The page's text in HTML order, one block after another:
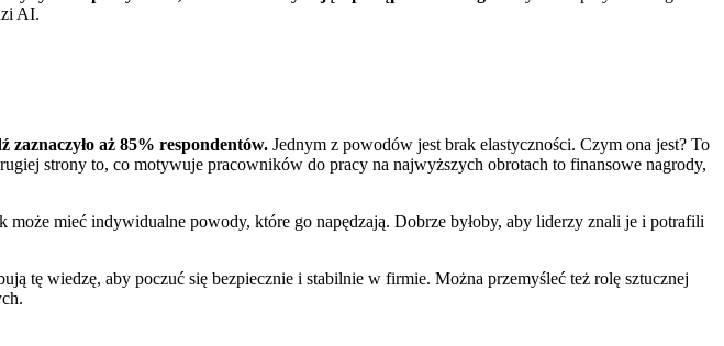
AI.
aż 85% respondentów. Jednym z powodów jest brak elastyczności. Czym ona jest? To
strony to, co motywuje pracowników do pracy na najwyższych obrotach to finansowe nagrody,
mieć indywidualne powody, które go napędzają. Dobrze byłoby, aby liderzy znali je i potrafili
tę wiedzę, aby poczuć się bezpiecznie i stabilnie w firmie. Można przemyśleć też rolę sztucznej